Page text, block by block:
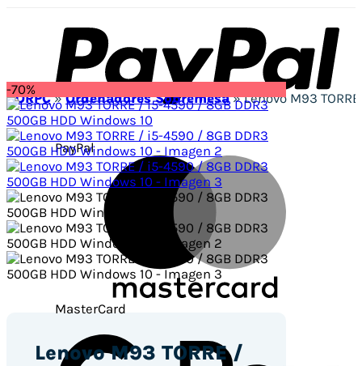
PayPal
MasterCard
VORPC » Ordenadores Sobremesa » Lenovo M93
-70%
Lenovo M93 TORRE /